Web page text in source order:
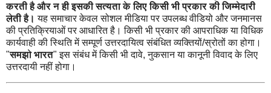
करती है और न ही इसकी सत्यता के लिए किसी भी प्रकार की जिम्मेदारी
लेती है। यह समाचार केवल सोशल मीडिया पर उपलब्ध वीडियो और जनमानस
की प्रतिक्रियाओं पर आधारित है। किसी भी प्रकार की आपराधिक या विधिक
कार्यवाही की स्थिति में सम्पूर्ण उत्तरदायित्व संबंधित व्यक्तियों/स्रोतों का होगा।
"समझो भारत" इस संबंध में किसी भी दावे, नुकसान या कानूनी विवाद के लिए
उत्तरदायी नहीं होगा।